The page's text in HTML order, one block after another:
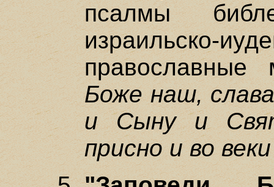
псалмы
израильско-
Боже наш,
и Сыну и
присно и во